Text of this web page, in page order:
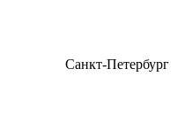
Санкт-Петербург